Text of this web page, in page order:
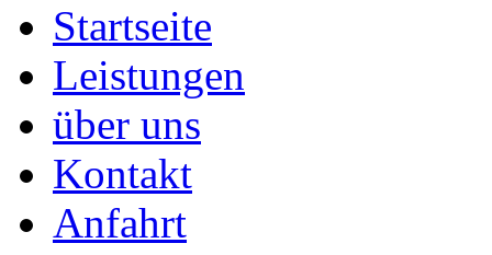
Startseite
Leistungen
über uns
Kontakt
Anfahrt